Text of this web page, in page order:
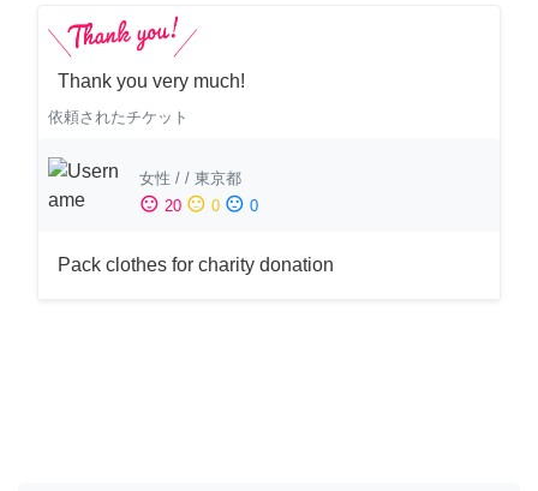
Thank you very much!
依頼されたチケット
女性 / / 東京都
sentiment_satisfied 20 sentiment_neutral 0 sentiment_dissatisfied 0
Pack clothes for charity donation